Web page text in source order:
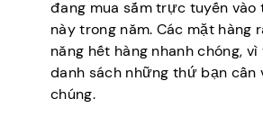
đang mua sắm trực tuyến
này trong năm. Các mặt hàng
năng hết hàng nhanh chóng,
danh sách những thứ bạn cần
chúng.